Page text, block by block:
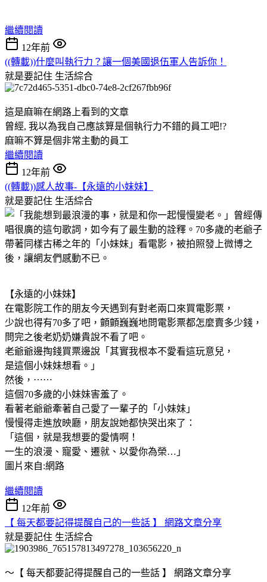
繼續閱讀
12年前
((轉載))什麼叫執行力？讓一個美國退伍軍人告訴你！
就是要記住 生活綜合
這是麻嘛在網路上看到的文章
曾經, 我以為我自己應該算是個執行力不錯的員工吧!?
麻嘛不算是個非常主動的員工
繼續閱讀
12年前
((轉載))感人故事-【永遠的小妹妹】
就是要記住 生活綜合
【永遠的小妹妹】
在電影院工作的朋友今天遇到有對老兩口來買電影票，
少說也得有70多了吧，顫顫巍巍地問電影票都怎麼賣多少錢，
問完之後老奶奶嫌貴說不看了吧。
老爺爺邊掏錢買票邊說「其實我根本不愛看這玩意兒，
是這個小妹妹想看。」
然後，⋯⋯
這個70多歲的小妹妹害羞了。
看著老爺爺牽著自己愛了一輩子的「小妹妹」
慢慢得走進放映廳，朋友說她都快哭出來了：
「這個，就是我想要的愛情啊！
一生的浪漫、寵愛、遷就、以愛你為榮…」
圖片來自:網路
繼續閱讀
12年前
【 每天都要記得提醒自己的一些話 】 網路文章分享
就是要記住 生活綜合
～【 每天都要記得提醒自己的一些話 】 網路文章分享